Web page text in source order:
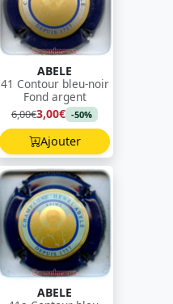
ABELE
41 Contour bleu-noir
Fond argent
6,00€3,00€ -50%
Ajouter
ABELE